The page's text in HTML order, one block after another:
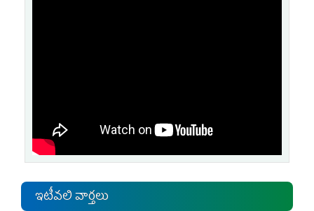
ఇటీవలి వార్తలు